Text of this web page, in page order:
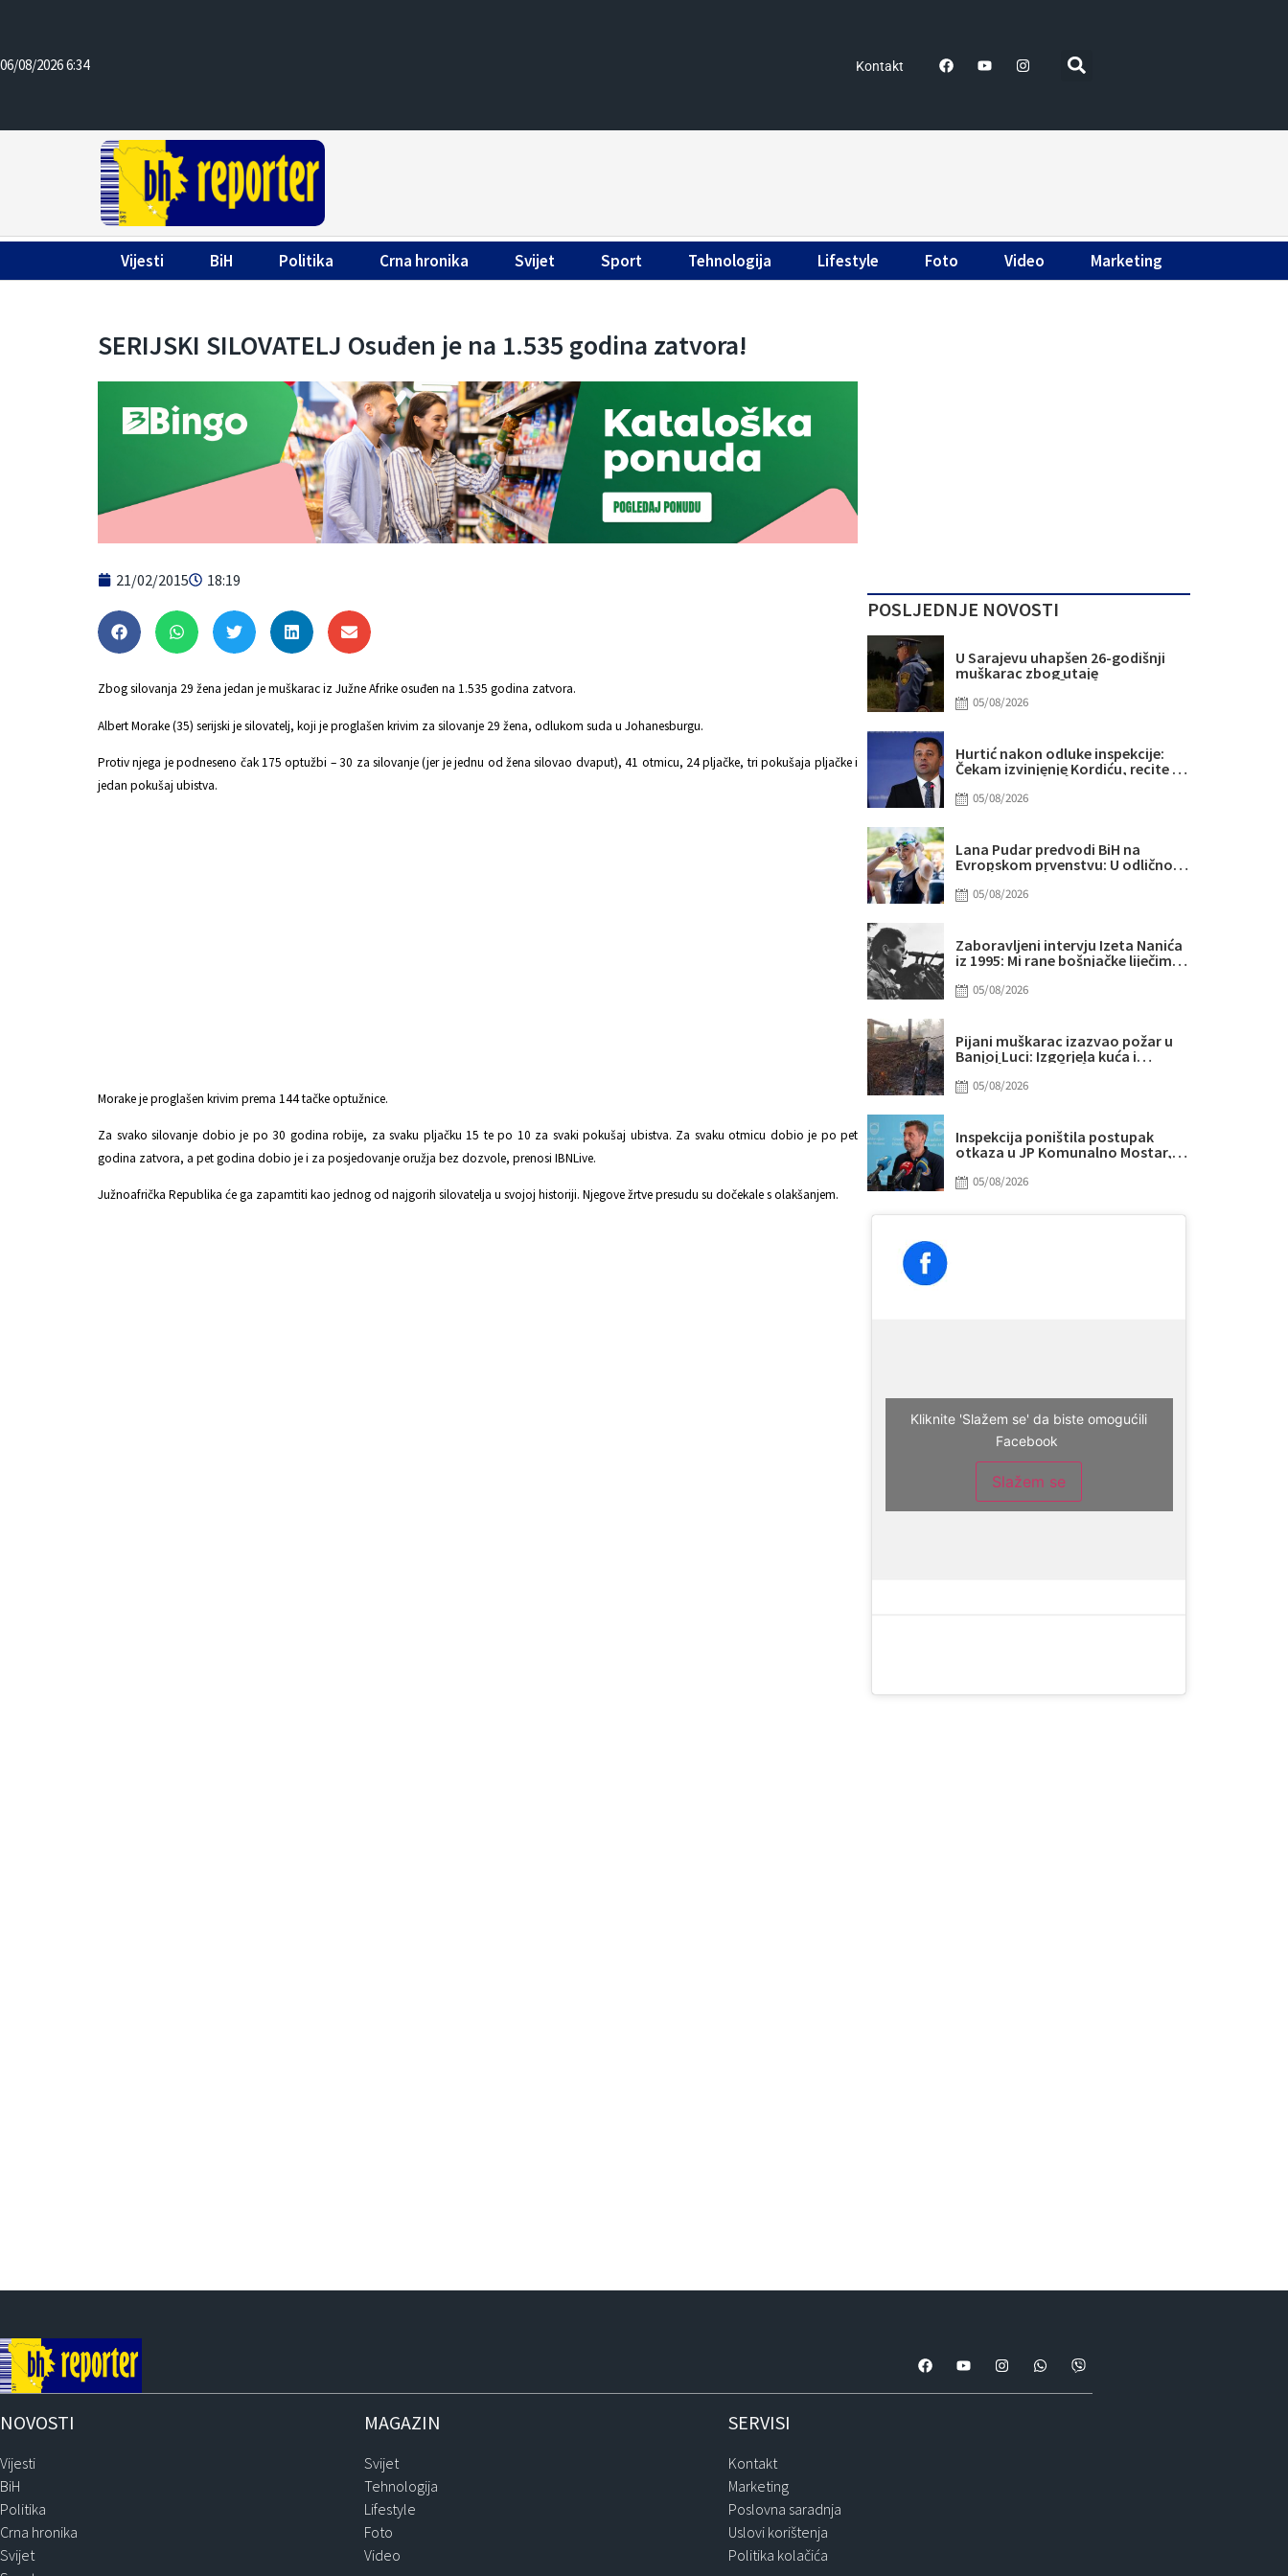
06/08/2026 6:34 Kontakt
Vijesti BiH Politika Crna hronika Svijet Sport Tehnologija Lifestyle Foto Video Marketing
SERIJSKI SILOVATELJ Osuđen je na 1.535 godina zatvora!
21/02/2015 18:19
Zbog silovanja 29 žena jedan je muškarac iz Južne Afrike osuđen na 1.535 godina zatvora.
Albert Morake (35) serijski je silovatelj, koji je proglašen krivim za silovanje 29 žena, odlukom suda u Johanesburgu.
Protiv njega je podneseno čak 175 optužbi – 30 za silovanje (jer je jednu od žena silovao dvaput), 41 otmicu, 24 pljačke, tri pokušaja pljačke i
jedan pokušaj ubistva.
Morake je proglašen krivim prema 144 tačke optužnice.
Za svako silovanje dobio je po 30 godina robije, za svaku pljačku 15 te po 10 za svaki pokušaj ubistva. Za svaku otmicu dobio je po pet
godina zatvora, a pet godina dobio je i za posjedovanje oružja bez dozvole, prenosi IBNLive.
Južnoafrička Republika će ga zapamtiti kao jednog od najgorih silovatelja u svojoj historiji. Njegove žrtve presudu su dočekale s olakšanjem.
POSLJEDNJE NOVOSTI
U Sarajevu uhapšen 26-godišnji
muškarac zbog utaje
05/08/2026
Hurtić nakon odluke inspekcije:
Čekam izvinjenje Kordiću, recite mi
05/08/2026
Lana Pudar predvodi BiH na
Evropskom prvenstvu: U odličnoj
05/08/2026
Zaboravljeni intervju Izeta Nanića
iz 1995: Mi rane bošnjačke liječimo
05/08/2026
Pijani muškarac izazvao požar u
Banjoj Luci: Izgorjela kuća i
alkohola
05/08/2026
Inspekcija poništila postupak
otkaza u JP Komunalno Mostar,
radnika
05/08/2026
Kliknite 'Slažem se' da biste omogućili
Facebook
Slažem se
NOVOSTI
Vijesti
BiH
Politika
Crna hronika
Svijet
MAGAZIN
Svijet
Tehnologija
Lifestyle
Foto
Video
SERVISI
Kontakt
Marketing
Poslovna saradnja
Uslovi korištenja
Politika kolačića